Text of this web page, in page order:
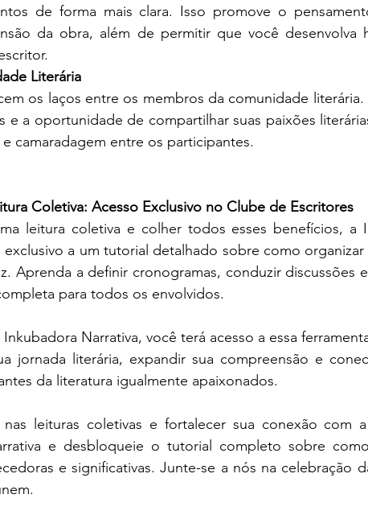
de forma mais clara. Isso promove o
da obra, além de permitir que você desenvolva
Literária
os laços entre os membros da comunidade
​​e a oportunidade de compartilhar suas paixões
camaradagem entre os participantes.
Coletiva: Acesso Exclusivo no Clube de Escritores
leitura coletiva e colher todos esses benefícios, a
exclusivo a um tutorial detalhado sobre como
Aprenda a definir cronogramas, conduzir discussões
para todos os envolvidos.
Narrativa, você terá acesso a essa
jornada literária, expandir sua compreensão e
da literatura igualmente apaixonados.
leituras coletivas e fortalecer sua conexão com
e desbloqueie o tutorial completo sobre
e significativas. Junte-se a nós na celebração